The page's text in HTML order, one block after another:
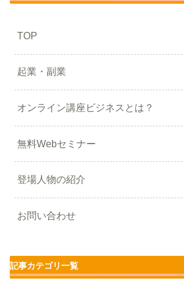
TOP
起業・副業
オンライン講座ビジネスとは？
無料Webセミナー
登場人物の紹介
お問い合わせ
記事カテゴリ一覧